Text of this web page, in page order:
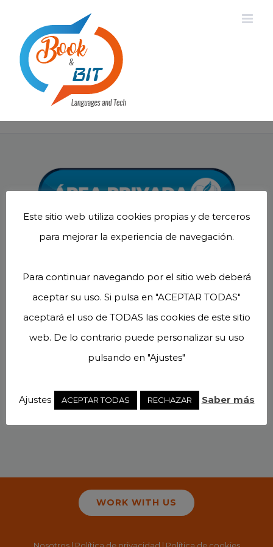
contenido
WORK WITH US
Nosotros| Política de privacidad | Política de cookies
Este sitio web utiliza cookies propias y de terceros
para mejorar la experiencia de navegación.
Para continuar navegando por el sitio web deberá
aceptar su uso. Si pulsa en "ACEPTAR TODAS"
aceptará el uso de TODAS las cookies de este sitio
web. De lo contrario puede personalizar su uso
pulsando en "Ajustes"
Ajustes ACEPTAR TODAS RECHAZAR Saber más